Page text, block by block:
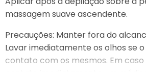
massagem suave ascendente.
Precauções: Manter fora do
Lavar imediatamente os olhos se
contato com os mesmos. Em caso